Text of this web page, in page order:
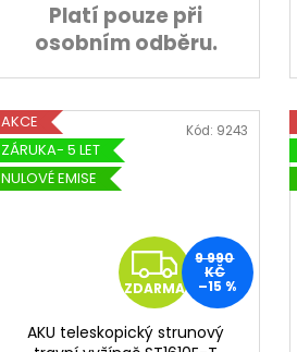
Platí pouze při
osobním odběru.
AKCE
ZÁRUKA- 5 LET
NULOVÉ EMISE
Z
D
ZDARMA
9 990
KČ
–15 %
AKU teleskopický strunový
Kód: 9243